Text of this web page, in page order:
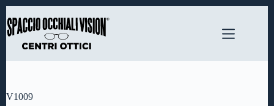
al
contenuto
V1009